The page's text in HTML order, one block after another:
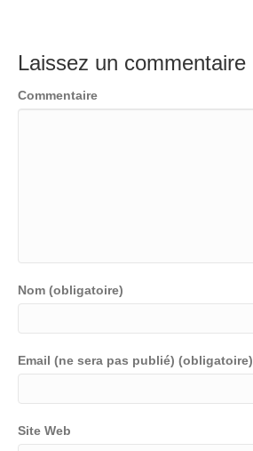
Laissez un commentaire
Commentaire
Nom (obligatoire)
Email (ne sera pas publié) (obligatoire)
Site Web